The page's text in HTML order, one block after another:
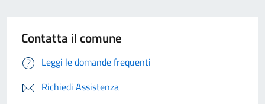
Contatta il comune
Leggi le domande frequenti
Richiedi Assistenza